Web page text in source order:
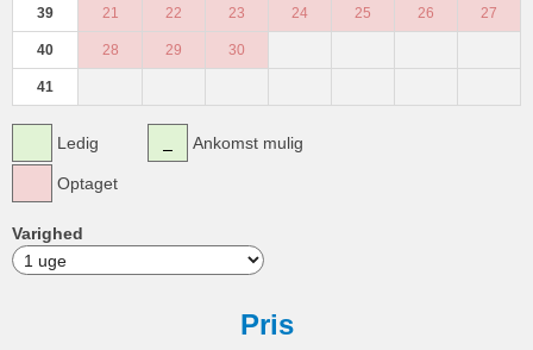
39 21 22 23 24 25 26 27
40 28 29 30
41
Ledig
Optaget
Ankomst mulig
Varighed
Pris